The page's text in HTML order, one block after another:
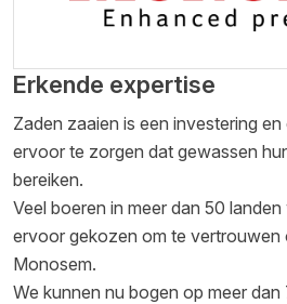
Erkende expertise
Zaden zaaien is een investering
ervoor te zorgen dat gewassen
bereiken.
Veel boeren in meer dan 50
ervoor gekozen om te vertrouwen
Monosem.
We kunnen nu bogen op meer dan